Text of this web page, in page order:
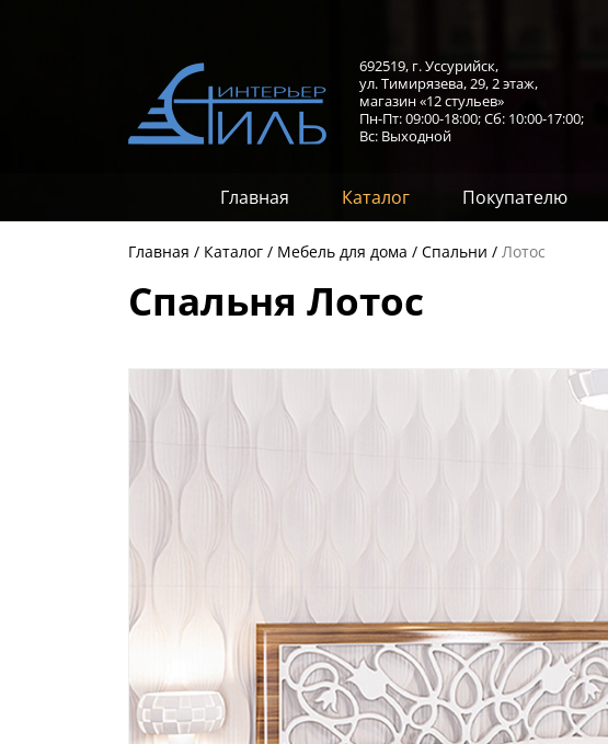
692519, г. Уссурийск,
ул. Тимирязева, 29,2 этаж,
магазин «12 стульев»
Пн-Пт: 09:00-18:00;Сб: 10:00-17:00;
Вс: Выходной
Главная Каталог Покупателю
Главная Каталог Мебель для дома Спальни Лотос
Спальня Лотос